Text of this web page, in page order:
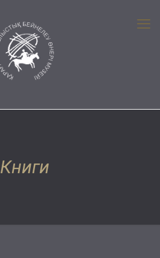
Книги